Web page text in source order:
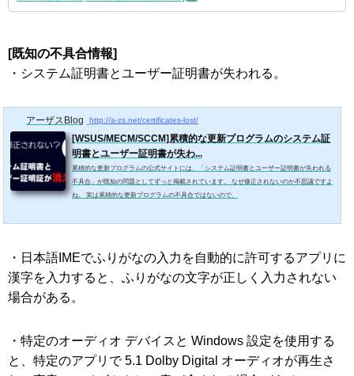
[既知の不具合情報]
・システム証明書とユーザー証明書が失われる。
アーザスBlog http://a-zs.net/certificates-lost/
[WSUS/MECM/SCCM]累積的な更新プログラムのシステム証
明書とユーザー証明書が失わ...
累積的な更新プログラムの公式サイトには、「システム証明書とユーザー証明書が失われる
不具合」が既知の問題としてずっと掲載されています。 なぜ修正されないのか不思議ですよ
ね。 実は累積的な更新プログラムの不具合ではないので、
・日本語IMEでふりがなの入力を自動的に許可するアプリに
漢字を入力すると、ふりがなの文字が正しく入力されない
場合がある。
・特定のオーディオ デバイスと Windows 設定を使用する
と、特定のアプリで 5.1 Dolby Digital オーディオが再生さ